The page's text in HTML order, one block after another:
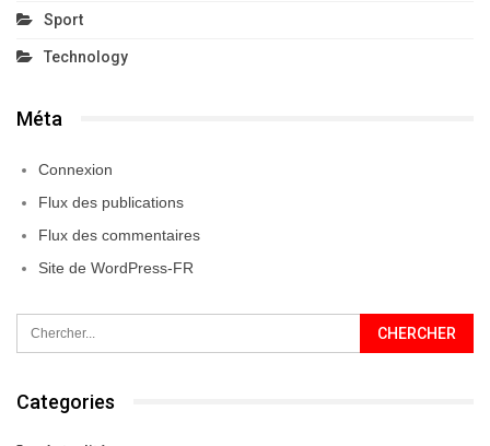
Sport
Technology
Méta
Connexion
Flux des publications
Flux des commentaires
Site de WordPress-FR
Categories